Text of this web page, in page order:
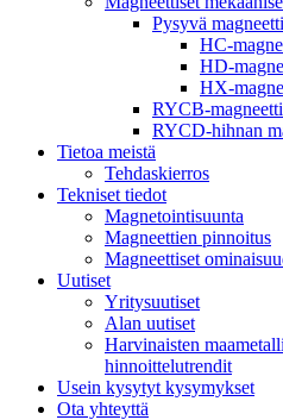
Pysyvä
HC-
HD-
HX-
RYCB-
RYCD-hihnan
Tietoa meistä
Tehdaskierros
Tekniset tiedot
Magnetointisuunta
Magneettien pinnoitus
Magneettiset
Uutiset
Yritysuutiset
Alan uutiset
Harvinaisten
hinnoittelutrendit
Usein kysytyt kysymykset
Ota yhteyttä